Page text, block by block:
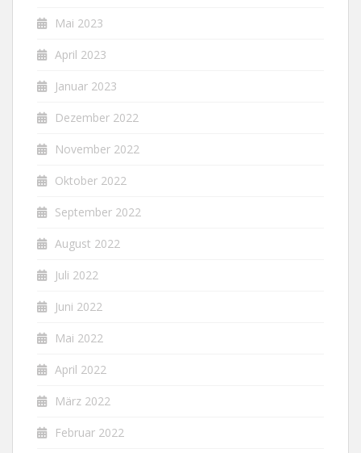
Mai 2023
April 2023
Januar 2023
Dezember 2022
November 2022
Oktober 2022
September 2022
August 2022
Juli 2022
Juni 2022
Mai 2022
April 2022
März 2022
Februar 2022